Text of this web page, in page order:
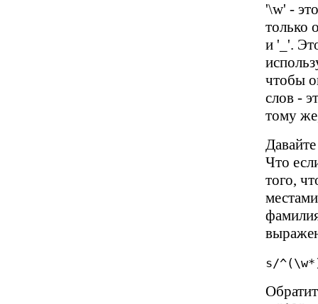
'\w' -
только
и '_'.
чтобы
слов -
тому
Что
того,
s/